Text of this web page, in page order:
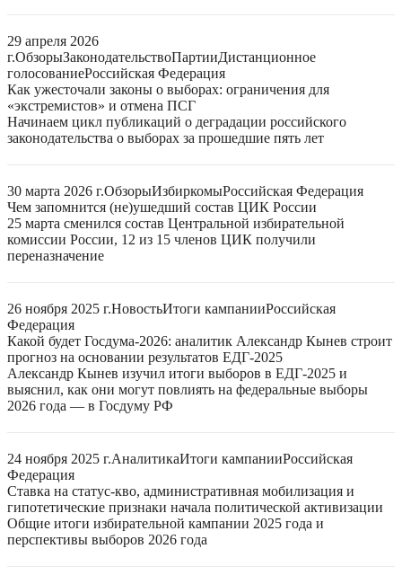
29 апреля 2026
г.ОбзорыЗаконодательствоПартииДистанционное
голосованиеРоссийская Федерация
Как ужесточали законы о выборах: ограничения для
«экстремистов» и отмена ПСГ
Начинаем цикл публикаций о деградации российского
законодательства о выборах за прошедшие пять лет
30 марта 2026 г.ОбзорыИзбиркомыРоссийская Федерация
Чем запомнится (не)ушедший состав ЦИК России
25 марта сменился состав Центральной избирательной
комиссии России, 12 из 15 членов ЦИК получили
переназначение
26 ноября 2025 г.НовостьИтоги кампанииРоссийская
Федерация
Какой будет Госдума-2026: аналитик Александр Кынев строит
прогноз на основании результатов ЕДГ-2025
Александр Кынев изучил итоги выборов в ЕДГ-2025 и
выяснил, как они могут повлиять на федеральные выборы
2026 года — в Госдуму РФ
24 ноября 2025 г.АналитикаИтоги кампанииРоссийская
Федерация
Ставка на статус-кво, административная мобилизация и
гипотетические признаки начала политической активизации
Общие итоги избирательной кампании 2025 года и
перспективы выборов 2026 года